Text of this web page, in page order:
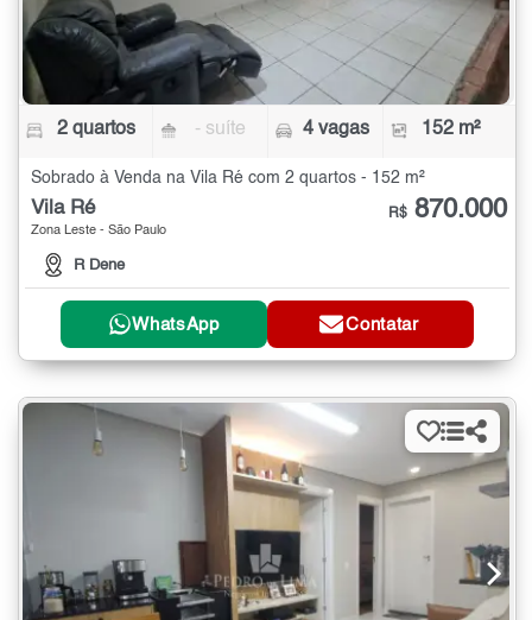
2 quartos - suíte 4 vagas 152 m²
Sobrado à Venda na Vila Ré com 2 quartos - 152 m²
Vila Ré
Zona Leste - São Paulo
R Dene
R$ 870.000
WhatsApp Contatar